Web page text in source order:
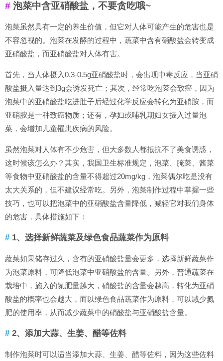
泡菜中含亚硝酸盐，不要贪吃哦~
泡菜虽然具有一定的养生价值，但它对人体可能产生的危害也是
不容忽视的。泡菜在发酵的过程中，蔬菜中含有硝酸盐会转变成
亚硝酸盐，而亚硝酸盐对人体有害。
首先，当人体摄入0.3-0.5g亚硝酸盐时，会出现中毒反应，当亚硝
酸盐摄入量达到3g会诱发死亡；其次，经常吃泡菜会致癌，因为
泡菜中的亚硝酸盐吃进肚子后经过化学反应会转化为亚硝胺，而
亚硝胺是一种致癌物质；还有，孕妇或哺乳期妇女摄入过量泡
菜，会增加儿童罹患疾病的风险。
虽然泡菜对人体有不少危害，但大多数人都抵抗不了美食诱惑，
这时候该怎么办？其实，我国卫生标准规定，泡菜、腌菜、酱菜
等食物中亚硝酸盐的含量不得超过20mg/kg，泡菜偶尔吃是没有
太大关系的，但不建议经常吃。另外，泡菜制作过程中掌握一些
技巧，也可以把泡菜中的亚硝酸盐含量降低，减轻它对我们身体
的危害，具体措施如下：
1、选择新鲜蔬菜及绿色食品蔬菜作为原料
蔬菜如果储存过久，含有的亚硝酸盐量会更多，选择新鲜蔬菜作
为泡菜原料，可降低泡菜中亚硝酸盐的含量。另外，普通蔬菜在
栽培中，施入的氮肥量越大，硝酸盐的含量会越高，转化为亚硝
酸盐的概率也会越大，而以绿色食品蔬菜作为原料，可以减少氮
肥的使用率，从而减少蔬菜中的硝酸盐与亚硝酸盐含量。
2、添加大蒜、生姜、醋等佐料
制作泡菜时可以适当添加大蒜、生姜、醋等佐料，因为这些佐料